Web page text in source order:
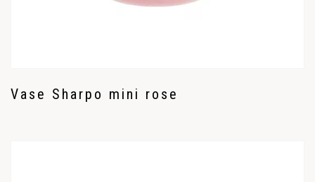
Vase Sharpo mini rose